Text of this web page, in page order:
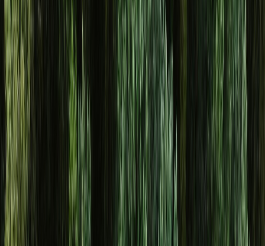
Carstore EU
Näytä kaikki autot
Näytä kaikki autot